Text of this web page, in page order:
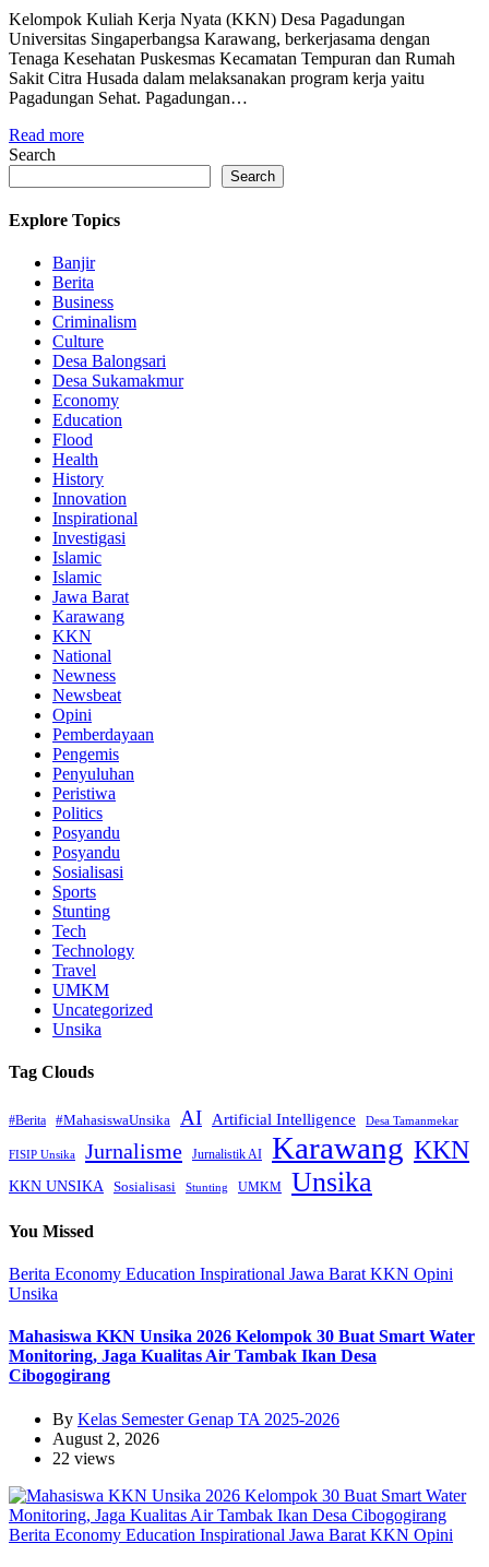
Kelompok Kuliah Kerja Nyata (KKN) Desa Pagadungan
Universitas Singaperbangsa Karawang, berkerjasama dengan
Tenaga Kesehatan Puskesmas Kecamatan Tempuran dan Rumah
Sakit Citra Husada dalam melaksanakan program kerja yaitu
Pagadungan Sehat. Pagadungan…
Read more
Search
Search
Explore Topics
Banjir
Berita
Business
Criminalism
Culture
Desa Balongsari
Desa Sukamakmur
Economy
Education
Flood
Health
History
Innovation
Inspirational
Investigasi
Islamic
Islamic
Jawa Barat
Karawang
KKN
National
Newness
Newsbeat
Opini
Pemberdayaan
Pengemis
Penyuluhan
Peristiwa
Politics
Posyandu
Posyandu
Sosialisasi
Sports
Stunting
Tech
Technology
Travel
UMKM
Uncategorized
Unsika
Tag Clouds
#Berita #MahasiswaUnsika AI Artificial Intelligence Desa Tamanmekar
FISIP Unsika Jurnalisme Jurnalistik AI Karawang KKN
KKN UNSIKA Sosialisasi Stunting UMKM Unsika
You Missed
Berita Economy Education Inspirational Jawa Barat KKN Opini
Unsika
Mahasiswa KKN Unsika 2026 Kelompok 30 Buat Smart Water
Monitoring, Jaga Kualitas Air Tambak Ikan Desa
Cibogogirang
By Kelas Semester Genap TA 2025-2026
August 2, 2026
22 views
Berita Economy Education Inspirational Jawa Barat KKN Opini